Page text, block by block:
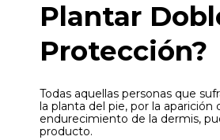
Plantar
Protección?
Todas aquellas personas que
la planta del pie, por la aparición
endurecimiento de la dermis,
producto.